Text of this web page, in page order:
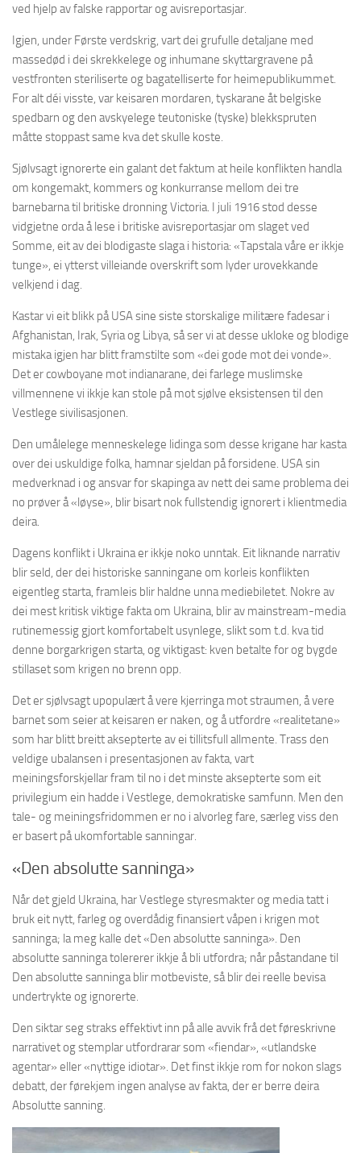
ved hjelp av falske rapportar og avisreportasjar.
Igjen, under Første verdskrig, vart dei grufulle detaljane med
massedød i dei skrekkelege og inhumane skyttargravene på
vestfronten steriliserte og bagatelliserte for heimepublikummet.
For alt déi visste, var keisaren mordaren, tyskarane åt belgiske
spedbarn og den avskyelege teutoniske (tyske) blekkspruten
måtte stoppast same kva det skulle koste.
Sjølvsagt ignorerte ein galant det faktum at heile konflikten handla
om kongemakt, kommers og konkurranse mellom dei tre
barnebarna til britiske dronning Victoria. I juli 1916 stod desse
vidgjetne orda å lese i britiske avisreportasjar om slaget ved
Somme, eit av dei blodigaste slaga i historia: «Tapstala våre er ikkje
tunge», ei ytterst villeiande overskrift som lyder urovekkande
velkjend i dag.
Kastar vi eit blikk på USA sine siste storskalige militære fadesar i
Afghanistan, Irak, Syria og Libya, så ser vi at desse ukloke og blodige
mistaka igjen har blitt framstilte som «dei gode mot dei vonde».
Det er cowboyane mot indianarane, dei farlege muslimske
villmennene vi ikkje kan stole på mot sjølve eksistensen til den
Vestlege sivilisasjonen.
Den umålelege menneskelege lidinga som desse krigane har kasta
over dei uskuldige folka, hamnar sjeldan på forsidene. USA sin
medverknad i og ansvar for skapinga av nett dei same problema dei
no prøver å «løyse», blir bisart nok fullstendig ignorert i klientmedia
deira.
Dagens konflikt i Ukraina er ikkje noko unntak. Eit liknande narrativ
blir seld, der dei historiske sanningane om korleis konflikten
eigentleg starta, framleis blir haldne unna mediebiletet. Nokre av
dei mest kritisk viktige fakta om Ukraina, blir av mainstream-media
rutinemessig gjort komfortabelt usynlege, slikt som t.d. kva tid
denne borgarkrigen starta, og viktigast: kven betalte for og bygde
stillaset som krigen no brenn opp.
Det er sjølvsagt upopulært å vere kjerringa mot straumen, å vere
barnet som seier at keisaren er naken, og å utfordre «realitetane»
som har blitt breitt aksepterte av ei tillitsfull allmente. Trass den
veldige ubalansen i presentasjonen av fakta, vart
meiningsforskjellar fram til no i det minste aksepterte som eit
privilegium ein hadde i Vestlege, demokratiske samfunn. Men den
tale- og meiningsfridommen er no i alvorleg fare, særleg viss den
er basert på ukomfortable sanningar.
«Den absolutte sanninga»
Når det gjeld Ukraina, har Vestlege styresmakter og media tatt i
bruk eit nytt, farleg og overdådig finansiert våpen i krigen mot
sanninga; la meg kalle det «Den absolutte sanninga». Den
absolutte sanninga tolererer ikkje å bli utfordra; når påstandane til
Den absolutte sanninga blir motbeviste, så blir dei reelle bevisa
undertrykte og ignorerte.
Den siktar seg straks effektivt inn på alle avvik frå det føreskrivne
narrativet og stemplar utfordrarar som «fiendar», «utlandske
agentar» eller «nyttige idiotar». Det finst ikkje rom for nokon slags
debatt, der førekjem ingen analyse av fakta, der er berre deira
Absolutte sanning.